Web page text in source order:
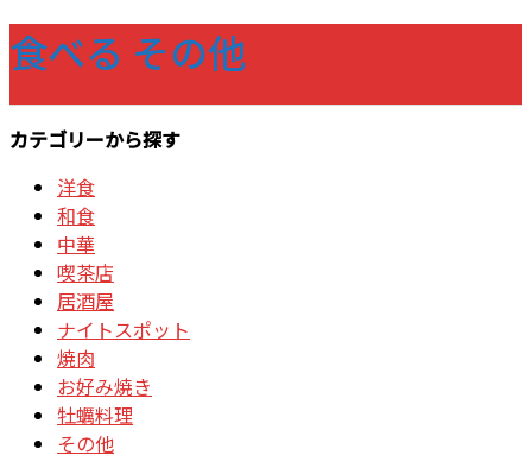
食べる その他
カテゴリーから探す
洋食
和食
中華
喫茶店
居酒屋
ナイトスポット
焼肉
お好み焼き
牡蠣料理
その他